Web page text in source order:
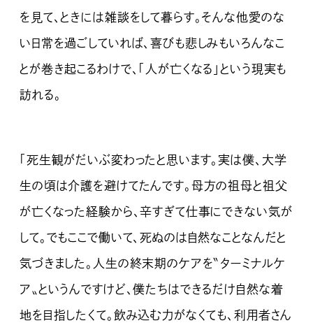
を見て、ときには雑談をして暮らす。そんな他愛のな
い日常を過ごしていれば、喜びも悲しみもいろんなこ
とが巻き起こるわけで、「人が亡くなる」という現実も
訪れる。
「死生観がだいぶ変わったと思います。実は僕、大学
生の頃は介護を避けてたんです。母方の祖母と祖父
が亡くなった経験から、辛すぎて仕事にできない気が
して。でもここで働いて、死ぬのは自然なことなんだと
気づきました。人生の終末期のケアを〝ターミナルケ
ア〟というんですけど、僕たちはできるだけ自然な着
地を目指したくて。飲み込む力がなくても、利用者さん